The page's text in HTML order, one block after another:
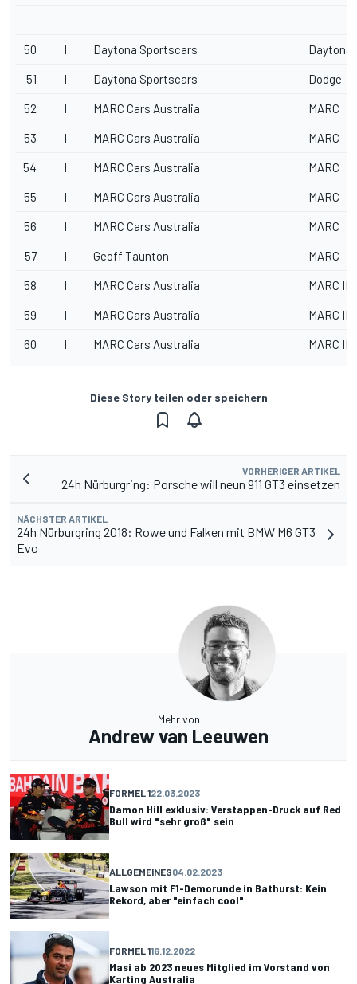
50 I Daytona Sportscars Daytona
51 I Daytona Sportscars Dodge
52 I MARC Cars Australia MARC
53 I MARC Cars Australia MARC
54 I MARC Cars Australia MARC
55 I MARC Cars Australia MARC
56 I MARC Cars Australia MARC
57 I Geoff Taunton MARC
58 I MARC Cars Australia MARC II
59 I MARC Cars Australia MARC II
60 I MARC Cars Australia MARC II
Diese Story teilen oder speichern
VORHERIGER ARTIKEL
24h Nürburgring: Porsche will neun 911 GT3 einsetzen
NÄCHSTER ARTIKEL
24h Nürburgring 2018: Rowe und Falken mit BMW M6 GT3
Evo
Mehr von
Andrew van Leeuwen
FORMEL 122.03.2023
Damon Hill exklusiv: Verstappen-Druck auf Red
Bull wird "sehr groß" sein
ALLGEMEINES04.02.2023
Lawson mit F1-Demorunde in Bathurst: Kein
Rekord, aber "einfach cool"
FORMEL 116.12.2022
Masi ab 2023 neues Mitglied im Vorstand von
Karting Australia